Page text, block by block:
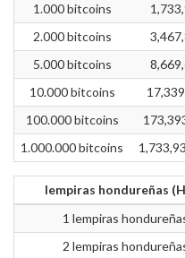
1.000 bitcoins
2.000 bitcoins
5.000 bitcoins
10.000 bitcoins
100.000 bitcoins
1.000.000 bitcoins
lempiras hondureñas
1 lempiras
2 lempiras